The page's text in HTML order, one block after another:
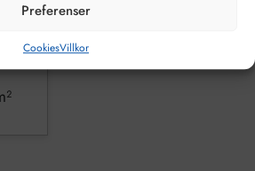
Preferenser
CookiesVillkor